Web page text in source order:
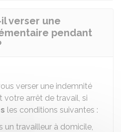
verser une
pendant
verser une indemnité
arrêt de travail, si
les conditions suivantes :
un travailleur à domicile,